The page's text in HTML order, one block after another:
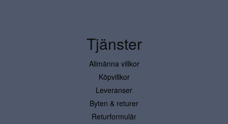
Tjänster
Allmänna villkor
Köpvillkor
Leveranser
Byten & returer
Returformulär